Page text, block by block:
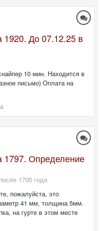
1920. До 07.12.25 в
10 мин. Находится в
письмо) Оплата на
1797. Определение
1700 года
пожалуйста, это
41 мм, толщина 5мм.
на гурте в этом месте